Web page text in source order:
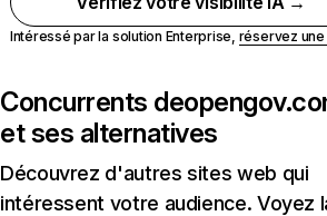
Intéressé par la solution Enterprise, réservez
Concurrents de
et ses alternatives
Découvrez d'autres sites web qui
intéressent votre audience. Voyez